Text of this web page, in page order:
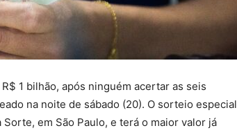
1 bilhão, após ninguém acertar as seis
na noite de sábado (20). O sorteio especial
em São Paulo, e terá o maior valor já